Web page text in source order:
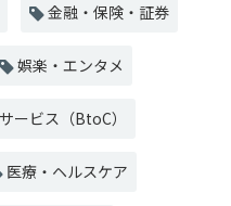
金融・保険・証券
娯楽・エンタメ
ービス（BtoC）
医療・ヘルスケア